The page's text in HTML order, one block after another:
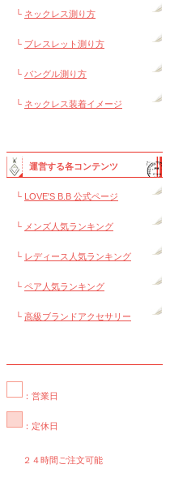
└ ネックレス測り方
└ ブレスレット測り方
└ バングル測り方
└ ネックレス装着イメージ
運営する各コンテンツ
└ LOVE'S B.B 公式ページ
└ メンズ人気ランキング
└ レディース人気ランキング
└ ペア人気ランキング
└ 高級ブランドアクセサリー
：営業日
：定休日
２４時間ご注文可能